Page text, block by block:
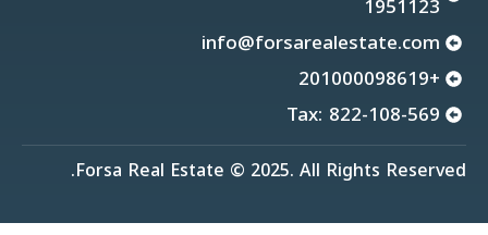
1951123
info@forsarealestate.com
+201000098619
Tax: 822-108-569
Forsa Real Estate © 2025. All Rights Reserved.